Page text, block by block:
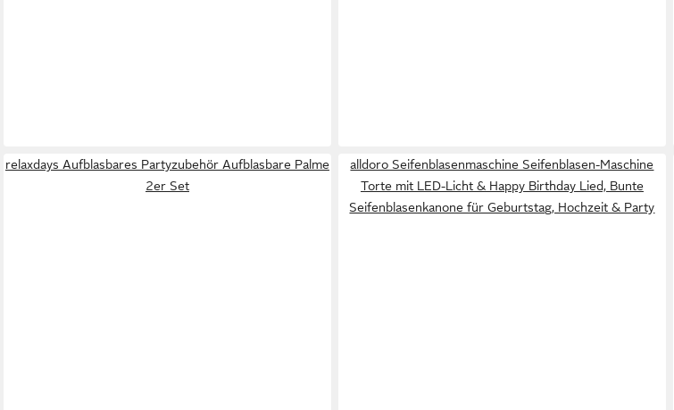
relaxdays Aufblasbares Partyzubehör Aufblasbare Palme
2er Set
alldoro Seifenblasenmaschine Seifenblasen-Maschine
Torte mit LED-Licht & Happy Birthday Lied, Bunte
Seifenblasenkanone für Geburtstag, Hochzeit & Party